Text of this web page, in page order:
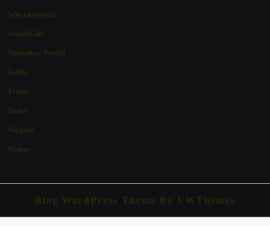
Sem categoria
StatusKids
StatusKor World
TalKs
Tennis
Todos
Viagens
Vinhos
Blog WordPress Theme By VWThemes